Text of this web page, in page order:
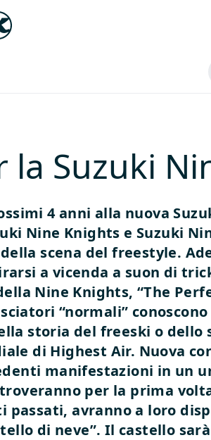
la Suzuki
4 anni alla nuova
Nine Knights e Suzuki
scena del freestyle.
a vicenda a suon di
Nine Knights, “The
“normali”
storia del freeski o dello
di Highest Air. Nuova
manifestazioni in un
per la prima
avranno a loro
di neve”. Il castello